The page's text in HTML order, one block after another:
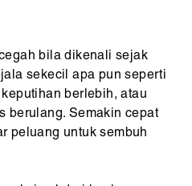
bila dikenali sejak
sekecil apa pun seperti
berlebih, atau
berulang. Semakin cepat
peluang untuk sembuh